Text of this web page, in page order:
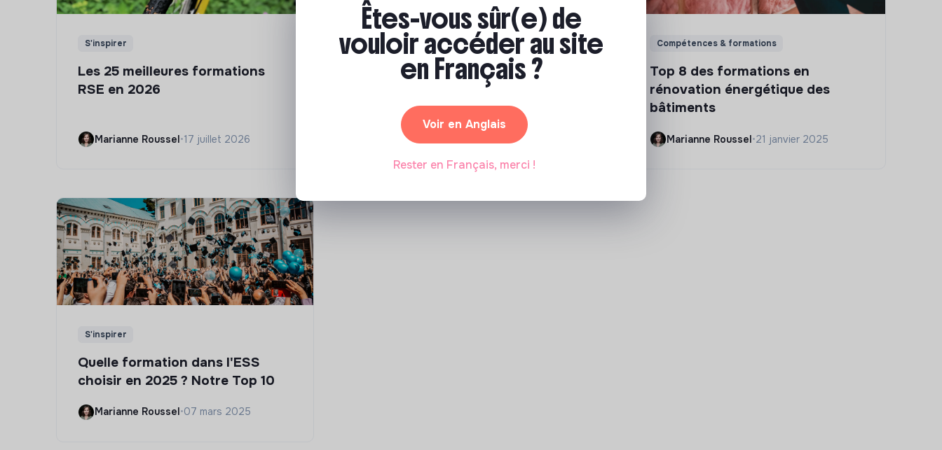
S'inspirer
Les 25 meilleures formations
RSE en 2026
Marianne Roussel•17 juillet 2026
Compétences & formations
Comment se former à la
transition écologique ?
Marianne Roussel 09 janvier 2024
Compétences & formations
Top 8 des formations en
rénovation énergétique des
bâtiments
Marianne Roussel•21 janvier 2025
S'inspirer
Quelle formation dans l'ESS
choisir en 2025 ? Notre Top 10
Marianne Roussel •07 mars 2025
Êtes-vous sûr(e) de
vouloir accéder au site
en Français ?
Voir en Anglais
Rester en Français, merci !